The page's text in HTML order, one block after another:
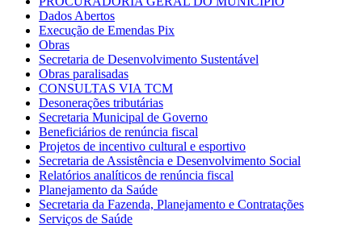
Dados Abertos
Execução de Emendas Pix
Obras
Secretaria de Desenvolvimento Sustentável
Obras paralisadas
CONSULTAS VIA TCM
Desonerações tributárias
Secretaria Municipal de Governo
Beneficiários de renúncia fiscal
Projetos de incentivo cultural e esportivo
Secretaria de Assistência e Desenvolvimento Social
Relatórios analíticos de renúncia fiscal
Planejamento da Saúde
Secretaria da Fazenda, Planejamento e Contratações
Serviços de Saúde